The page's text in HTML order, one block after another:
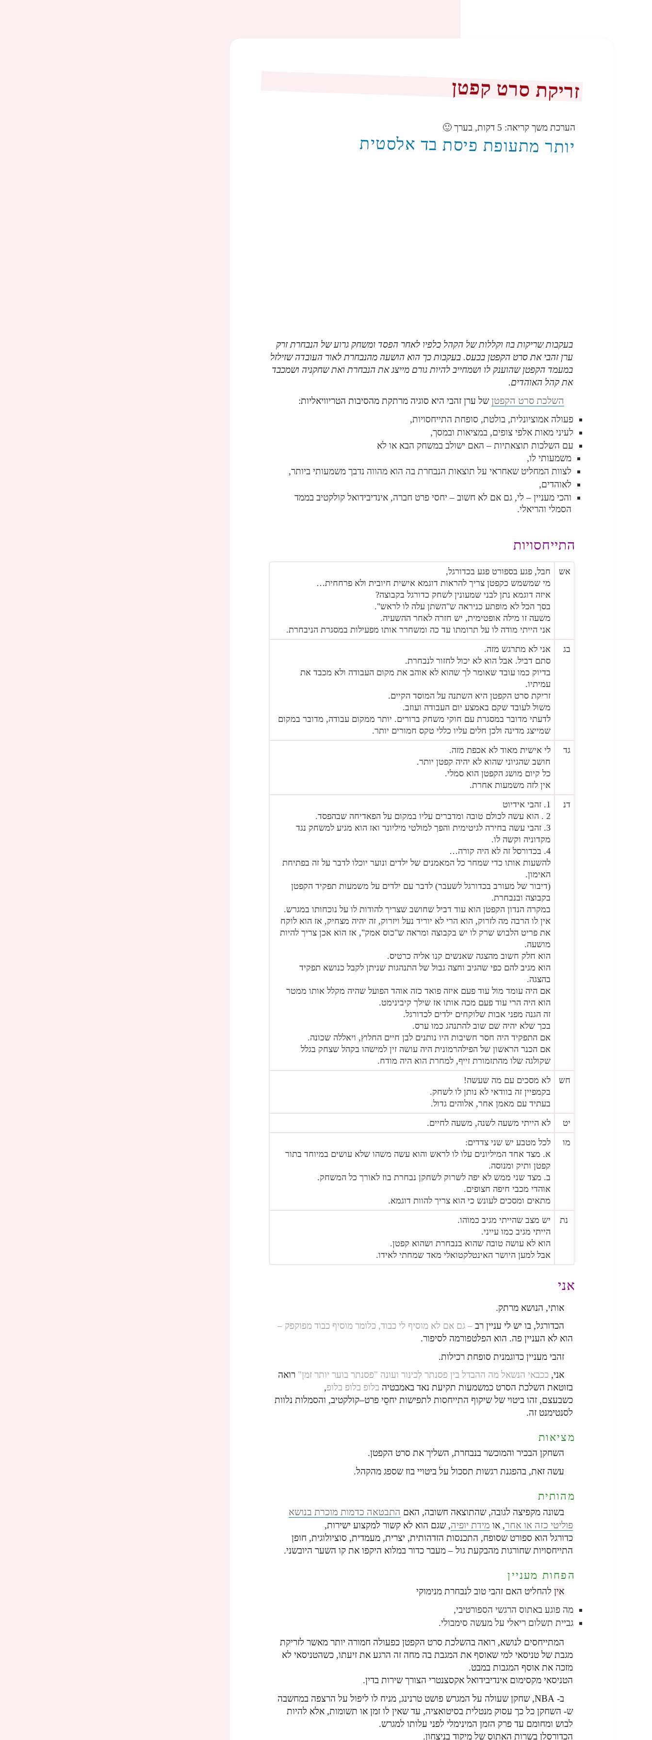
זריקת סרט קפטן
הערכת משך קריאה: 5 דקות, בערך 🙂
יותר מתעופת פיסת בד אלסטית
בעקבות שריקות בוז וקללות של הקהל כלפיו לאחר הפסד ומשחק גרוע של הנבחרת זרק
ערן זהבי את סרט הקפטן בכעס. בעקבות כך הוא הושעה מהנבחרת לאור העובדה שזילזל
במעמד הקפטן שהוענק לו ושמחייב להיות גורם מייצג את הנבחרת ואת שחקניה ושמכבד
את קהל האוהדים.
השלכת סרט הקפטןשל ערן זהבי היא סוגיה מרתקת מהסיבות הטריוויאליות:
פעולה אמוציונלית, בולטת, סופחת התייחסויות,
לעיני מאות אלפי צופים, במציאות ובמסך,
עם השלכות תוצאתיות – האם ישולב במשחק הבא או לא
משמעותי לו,
לצוות המחליט שאחראי על תוצאות הנבחרת בה הוא מהווה נדבך משמעותי ביותר,
לאוהדים,
והכי מעניין – לי, גם אם לא חשוב – יחסי פרט חברה, אינדיבידואל קולקטיב בממד
הסמלי והריאלי.
התייחסויות
אש
חבל, פגע בספורט פגע בכדורגל,
מי שמשמש כקפטן צריך להראות דוגמא אישית חיובית ולא פרחחית…
איזה דוגמא נתן לבני שמעונין לשחק כדורגל בקבוצה?
בסך הכל לא מופתע כניראה ש"השתן עלה לו לראש".
משעה זו מילה אופטימית, יש חזרה לאחר ההשעיה.
אני הייתי מודה לו על תרומתו עד כה ומשחרר אותו מפעילות במסגרת הניבחרת.
בג
אני לא מתרגש מזה.
סתם דביל. אבל הוא לא יכול לחזור לנבחרת.
בדיוק כמו עובד שאומר לך שהוא לא אוהב את מקום העבודה ולא מכבד את
עמיתיו.
זריקת סרט הקפטן היא השתנה על המוסד הקיים.
משול לעובד שקם באמצע יום העבודה ועוזב.
לדעתי מדובר במסגרת עם חוקי משחק ברורים. יותר ממקום עבודה, מדובר במקום
שמייצג מדינה ולכן חלים עליו כללי טקס חמורים יותר.
גד
לי אישית מאוד לא אכפת מזה.
חושב שהגיוני שהוא לא יהיה קפטן יותר.
כל קיום מושג הקפטן הוא סמלי.
אין לזה משמעות אחרת.
דנ
1. זהבי אידיוט
2 . הוא עשה לכולם טובה ומדברים עליו במקום על הפאדיחה שבהפסד.
3. זהבי עשה בחירה לגיטימית והפך למולטי מיליונר ואז הוא מגיע למשחק נגד
מקדוניה וקשה לו.
4. בכדורסל זה לא היה קורה…
להשעות אותו כדי שמחר כל המאמנים של ילדים ונוער יוכלו לדבר על זה בפתיחת
האימון.
(דיבור של מעורב בכדורגל לשעבר) לדבר עם ילדים על משמעות תפקיד הקפטן
בקבוצה ובנבחרת.
במקרה הנדון הקפטן הוא עוד דביל שחושב שצריך להודות לו על נוכחותו במגרש.
אין לו הרבה מה לזרוק, הוא הרי לא יוריד נעל ויזרוק, זה יהיה מצחיק, אז הוא לוקח
את פריט הלבוש שרק לו יש בקבוצה ומראה ש"כוס אמק", אז הוא אכן צריך להיות
מושעה.
הוא חלק חשוב מהצגה שאנשים קנו אליה כרטיס.
הוא מגיב להם כפי שהגיב וחצה גבול של התנהגות שניתן לקבל כנושא תפקיד
בהצגה.
אם היה עומד מול עוד פעם איזה פואד כזה אוהד הפועל שהיה מקלל אותו ממטר
הוא היה הרי עוד פעם מכה אותו אז שילך קיבינימט.
זה הגנה מפני אבות שלוקחים ילדים לכדורגל.
בכך שלא יהיה שם שוב להתנהג כמו ערס.
אם התפקיד היה חסר חשיבות היו נותנים לבן חיים החלוץ, ויאללה שכונה.
אם הכנר הראשון של הפילהרמונית היה עושה זין למישהו בקהל שצחק בגלל
שקולגה שלו מהתזמורת זייף, למחרת הוא היה מודח.
חש
לא מסכים עם מה שעשה!
בקמפיין זה בוודאי לא נותן לו לשחק.
בעתיד עם מאמן אחר, אלוהים גדול.
יט
לא הייתי משעה לשנה, משעה לחיים.
מו
לכל מטבע יש שני צדדים:
א. מצד אחד המיליונים עלו לו לראש והוא עשה משהו שלא עושים במיוחד בתור
קפטן ותיק ומנוסה.
ב. מצד שני ממש לא יפה לשרוק לשחקן נבחרת בוז לאורך כל המשחק.
אוהדי מכבי חיפה חצופים.
מתאים ומסכים לעונש כי הוא צריך להוות דוגמא.
נת
יש מצב שהייתי מגיב כמוהו.
הייתי מגיב כמו עייני.
הוא לא עושה טובה שהוא בנבחרת ושהוא קפטן.
אבל למען היושר האינטלקטואלי מאד שמחתי לאידו.
אני
אותי, הנושא מרתק.
הכדורגל, בו יש לי עניין רב – גם אם לא מוסיף לי כבוד, כלומר מוסיף כבוד מפוקפק –
הוא לא העניין פה. הוא הפלטפורמה לסיפור.
זהבי מעניין כדוגמנית סופחת רכילות.
אני, ככבאי הנשאל מה ההבדל בין פסנתר לְכינור ועונה "פסנתר בוער יותר זמן" רואה
בזוטאת השלכת הסרט כמשמעות תקיעת נאד באמבטיה בלופ בלופ בלופ,
כשבעצם, זהו ביטוי של שיקוף התייחסות לתפישות יחסֵי פרט–קולקטיב, והסמלות נלוות
לסנטימנט זה.
מציאות
השחקן הבכיר והמוכשר בנבחרת, השליך את סרט הקפטן.
עשה זאת, בהפגנת רגשות תסכול על ביטויי בוז שספג מהקהל.
מהותית
בשונה מקפיצה לגובה, שהתוצאה חשובה, האם התבטאה כדמות מוכרת בנושא
פוליטי כזה או אחר, או מידת יופיה, שגם הוא לא קשור למקצוע ישירות,
כדורגל הוא ספורט שסופח, התכנסות הזדהותית, יצרית, מעמדית, סוציולוגית, חופן
התייחסויות שחורגות מהבקעת גול – מעבר כדור במלוא היקפו את קו השער היובשני.
הפחות מעניין
איןלהחליט האם זהבי טוב לנבחרת מנימוקי
מה פוגע באתוס הרגשי הספורטיבי,
גביית תשלום ריאלי על מעשה סימבולי.
המתייחסים לנושא, רואה בהשלכת סרט הקפטן כפעולה חמורה יותר מאשר לזריקת
מגבת של טניסאי למי שאוסף את המגבת בה מחה זה הרגע את זיעתו, כשהטניסאי לא
מזכה את אוסף המגבות במבט.
הטניסאי מקסימום אינדיבידואל אקסצנטרי הצורך שירות בדין.
ב- NBA, שחקן שעולה על המגרש פושט טרנינג, מניח לו ליפול על הרצפה במחשבה
ש- השחקן כל כך עסוק מנטלית בסיטואציה, עד שאין לו זמן או תשומות, אלא להיות
לבוש ומחומם עד פרק הזמן המינימלי לפני עלותו למגרש.
הכדורסלן בשרות האתוס של מיקוד בניצחון.